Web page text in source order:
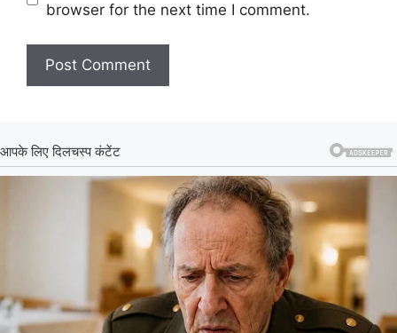
browser for the next time I comment.